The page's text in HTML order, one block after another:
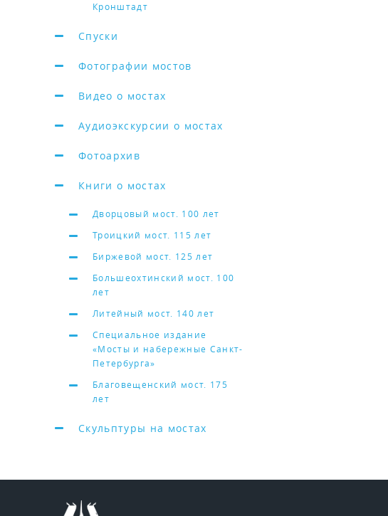
Кронштадт
Спуски
Фотографии мостов
Видео о мостах
Аудиоэкскурсии о мостах
Фотоархив
Книги о мостах
Дворцовый мост. 100 лет
Троицкий мост. 115 лет
Биржевой мост. 125 лет
Большеохтинский мост. 100
лет
Литейный мост. 140 лет
Специальное издание
«Мосты и набережные Санкт-
Петербурга»
Благовещенский мост. 175
лет
Скульптуры на мостах